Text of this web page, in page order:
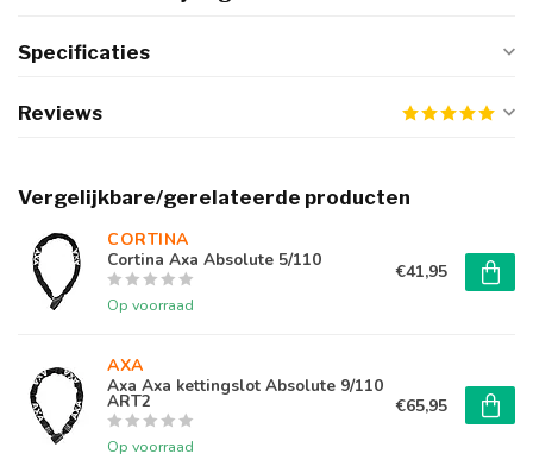
Specificaties
Reviews
Vergelijkbare/gerelateerde producten
CORTINA
Cortina Axa Absolute 5/110
Op voorraad
€41,95
AXA
Axa Axa kettingslot Absolute 9/110
ART2
Op voorraad
€65,95